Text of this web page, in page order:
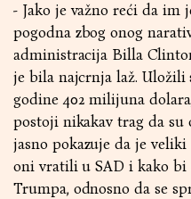
- Јako je važno reći da im
pogodna zbog onog
administracija Billa
je bila najcrnja laž.
godine 402 milijuna
postoji nikakav trag da
jasno pokazuje da je
oni vratili u SAD i kako bi
Trumpa, odnosno da se